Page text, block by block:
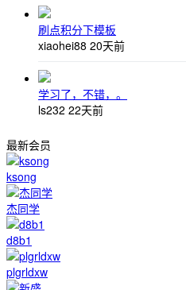
刷点积分下模板
xiaohei88 20天前
学习了，不错，。
ls232 22天前
最新会员
ksong
杰同学
d8b1
plgrldxw